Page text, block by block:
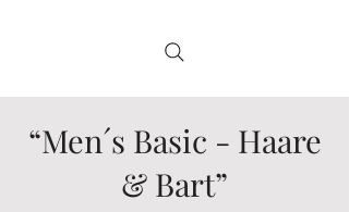
“Men´s Basic - Haare
& Bart”